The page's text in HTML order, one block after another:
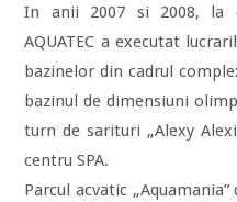
In anii 2007 si 2008, la
AQUATEC a executat
bazinelor din cadrul
bazinul de dimensiuni
turn de sarituri „Alexy
centru SPA.
Parcul acvatic